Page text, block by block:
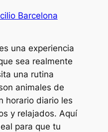
Barcelona
una experiencia
sea realmente
una rutina
animales de
horario diario les
y relajados. Aquí
para que tu